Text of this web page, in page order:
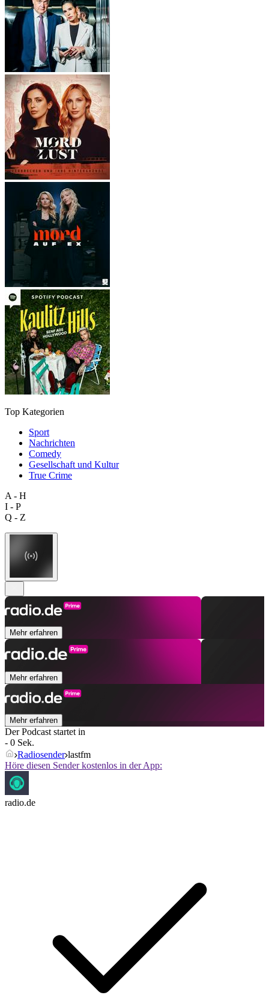
Top Kategorien
Sport
Nachrichten
Comedy
Gesellschaft und Kultur
True Crime
A - H
I - P
Q - Z
Mehr erfahren
Mehr erfahren
Mehr erfahren
Der Podcast startet in
- 0 Sek.
Radiosender lastfm
Höre diesen Sender kostenlos in der App:
radio.de